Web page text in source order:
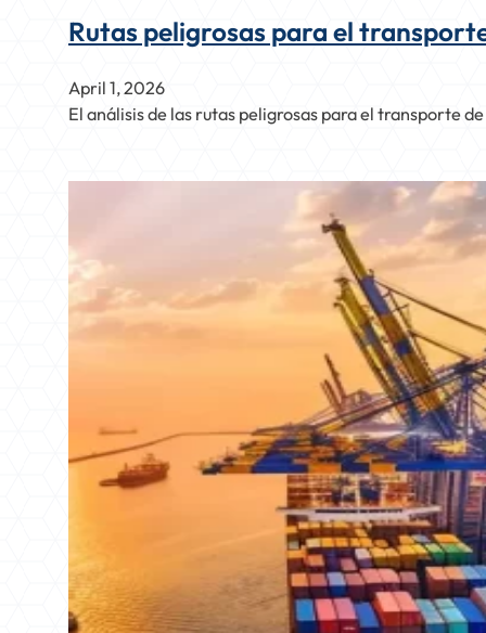
Rutas peligrosas para el
April 1, 2026
El análisis de las rutas peligrosas para el transporte